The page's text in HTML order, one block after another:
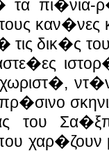
τα πι�νια-
καν�νες
δικ�ς
του
χαρ�ζουν